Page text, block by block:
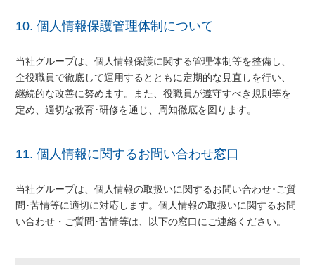
10. 個人情報保護管理体制について
当社グループは、個人情報保護に関する管理体制等を整備し、
全役職員で徹底して運用するとともに定期的な見直しを行い、
継続的な改善に努めます。また、役職員が遵守すべき規則等を
定め、適切な教育･研修を通じ、周知徹底を図ります。
11. 個人情報に関するお問い合わせ窓口
当社グループは、個人情報の取扱いに関するお問い合わせ･ご質
問･苦情等に適切に対応します。個人情報の取扱いに関するお問
い合わせ・ご質問･苦情等は、以下の窓口にご連絡ください。